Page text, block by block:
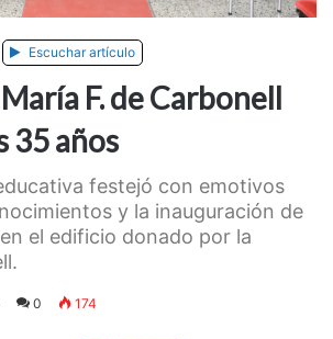
Escuchar artículo
F. de Carbonell
35 años
festejó con emotivos
y la inauguración de
el edificio donado por la
0 174